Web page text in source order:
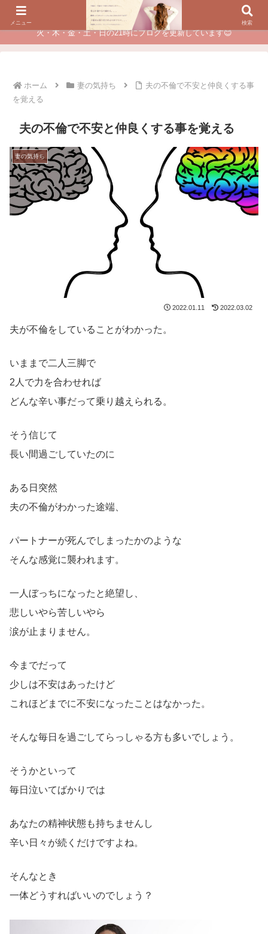
夫に不倫されたつらい経験が、あなたのチャンスに変わるカウンセリング
火・木・金・土・日の21時にブログを更新しています😊
ホーム 妻の気持ち
夫の不倫で不安と仲良くする事
を覚える
夫の不倫で不安と仲良くする事を覚える
妻の気持ち
2022.01.11 2022.03.02
夫が不倫をしていることがわかった。
いままで二人三脚で
2人で力を合わせれば
どんな辛い事だって乗り越えられる。
そう信じて
長い間過ごしていたのに
ある日突然
夫の不倫がわかった途端、
パートナーが死んでしまったかのような
そんな感覚に襲われます。
一人ぼっちになったと絶望し、
悲しいやら苦しいやら
涙が止まりません。
今までだって
少しは不安はあったけど
これほどまでに不安になったことはなかった。
そんな毎日を過ごしてらっしゃる方も多いでしょう。
そうかといって
毎日泣いてばかりでは
あなたの精神状態も持ちませんし
辛い日々が続くだけですよね。
そんなとき
一体どうすればいいのでしょう？
メニュー 検索